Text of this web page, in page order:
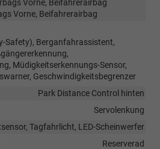
Vorne, Beifahrerairbag
Vorne, Beifahrerairbag
Safety), Berganfahrassistent,
Müdigkeitserkennungs-Sensor,
Geschwindigkeitsbegrenzer
Park Distance Control hinten
Servolenkung
Tagfahrlicht, LED-Scheinwerfer
Reserverad